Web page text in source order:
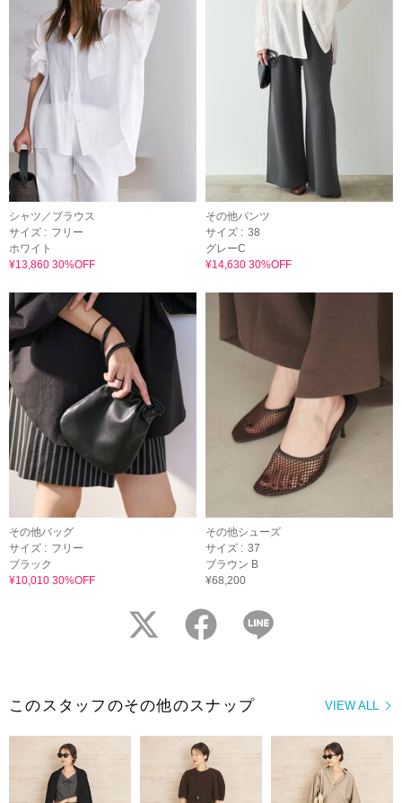
シャツ／ブラウス
サイズ : フリー
ホワイト
¥13,860 30%OFF
その他パンツ
サイズ : 38
グレーC
¥14,630 30%OFF
その他バッグ
サイズ : フリー
ブラック
¥10,010 30%OFF
その他シューズ
サイズ : 37
ブラウン B
¥68,200
twitter facebook
VIEW ALL
このスタッフのその他のスナップ